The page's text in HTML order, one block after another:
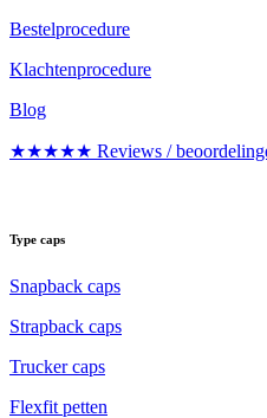
Bestelprocedure
Klachtenprocedure
Blog
★★★★★ Reviews /
Type caps
Snapback caps
Strapback caps
Trucker caps
Flexfit petten